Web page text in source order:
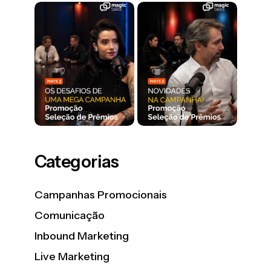
Categorias
Campanhas Promocionais
Comunicação
Inbound Marketing
Live Marketing